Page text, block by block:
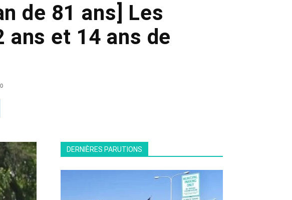
de 81 ans] Les
ans et 14 ans de
0
DERNIÈRES PARUTIONS